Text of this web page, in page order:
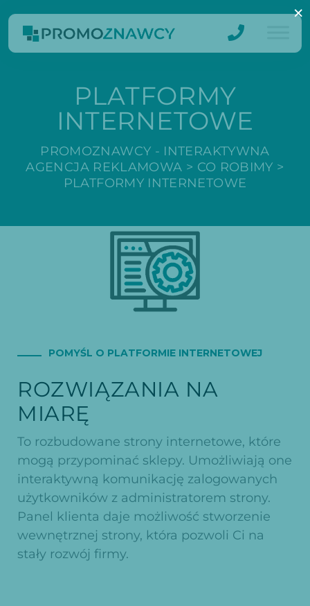
PLATFORMY
INTERNETOWE
PROMOZNAWCY - INTERAKTYWNA
AGENCJA REKLAMOWA > CO ROBIMY >
PLATFORMY INTERNETOWE
POMYŚL O PLATFORMIE INTERNETOWEJ
ROZWIĄZANIA NA
MIARĘ
To rozbudowane strony internetowe, które
mogą przypominać sklepy. Umożliwiają one
interaktywną komunikację zalogowanych
użytkowników z administratorem strony.
Panel klienta daje możliwość stworzenie
wewnętrznej strony, która pozwoli Ci na
stały rozwój firmy.
×